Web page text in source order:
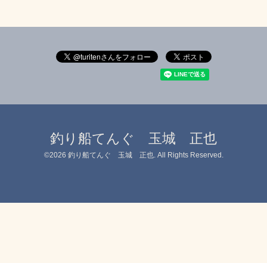
釣り船てんぐ 玉城 正也
©2026 釣り船てんぐ 玉城 正也. All Rights Reserved.